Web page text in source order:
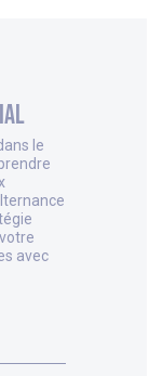
le
avec